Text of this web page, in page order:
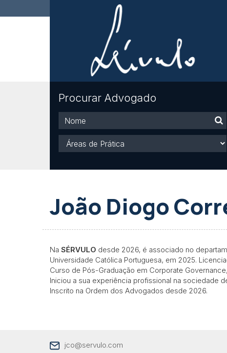
Procurar Advogado
Nome
Áreas
de
João Diogo
Na SÉRVULO desde 2026, é associado no
Universidade Católica Portuguesa, em 2025.
Curso de Pós-Graduação em Corporate
Iniciou a sua experiência profissional na sociedade
Inscrito na Ordem dos Advogados desde 2026.
jco@servulo.com